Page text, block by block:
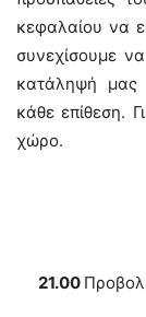
κεφαλαίου να
συνεχίσουμε
κατάληψή μας
κάθε επίθεση.
χώρο.
21.00